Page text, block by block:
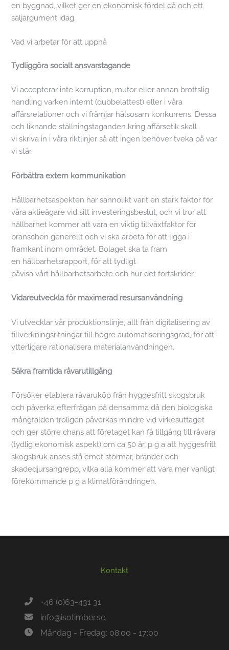
en byggnad, vilket ger en ekonomisk fördel då och ett
säljargument idag.
Vad vi arbetar för att uppnå
Tydliggöra socialt ansvarstagande
Vi accepterar inte korruption, mutor eller annan brottslig
handling varken internt (dubbelattest) eller i våra
affärsrelationer och vi främjar hälsosam konkurrens. Dessa
och liknande ställningstaganden kring affärsetik skall
vi skriva in i våra riktlinjer så att ingen behöver tveka på var
vi står.
Förbättra extern kommunikation
Hållbarhetsaspekten har sannolikt varit en stark faktor för
våra aktieägare vid sitt investeringsbeslut, och vi tror att
hållbarhet kommer att vara en viktig tillväxtfaktor för
branschen generellt och vi ska arbeta för att ligga i
framkant inom området. Bolaget ska ta fram
en hållbarhetsrapport, för att tydligt
påvisa vårt hållbarhetsarbete och hur det fortskrider.
Vidareutveckla för maximerad resursanvändning
Vi utvecklar vår produktionslinje, allt från digitalisering av
tillverkningsritningar till högre automatiseringsgrad, för att
ytterligare rationalisera materialanvändningen.
Säkra framtida råvarutillgång
Försöker etablera råvaruköp från hyggesfritt skogsbruk
och påverka efterfrågan på densamma då den biologiska
mångfalden troligen påverkas mindre vid virkesuttaget
och ger större chans att företaget kan få tillgång till råvara
(tydlig ekonomisk aspekt) om ca 50 år, p g a att hyggesfritt
skogsbruk anses stå emot stormar, bränder och
skadedjursangrepp, vilka alla kommer att vara mer vanligt
förekommande p g a klimatförändringen.
Kontakt
+46 (0)63-431 31
info@isotimber.se
Måndag - Fredag: 08:00 - 17:00